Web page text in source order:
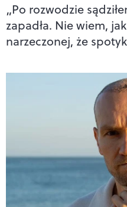
„Po rozwodzie
zapadła. Nie wiem,
narzeczonej, że